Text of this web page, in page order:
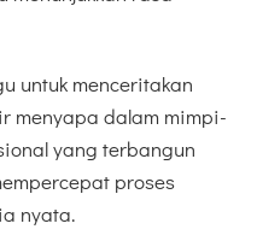
untuk menceritakan
menyapa dalam mimpi-
yang terbangun
proses
nyata.